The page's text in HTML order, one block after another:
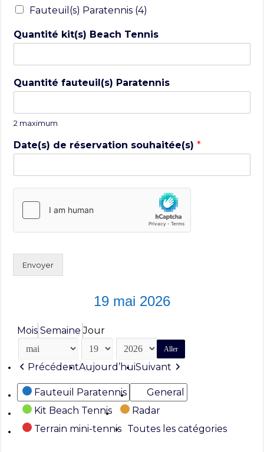
Fauteuil(s) Paratennis (4)
Quantité kit(s) Beach Tennis
Quantité fauteuil(s) Paratennis
2 maximum
Date(s) de réservation souhaitée(s)*
Envoyer
19 mai 2026
Mois Semaine Jour
Mois
Jour
Année
PrécédentAujourd’huiSuivant
Catégories
Fauteuil Paratennis
General
Kit Beach Tennis
Radar
Terrain mini-tennis Toutes les catégories